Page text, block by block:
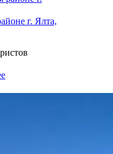
г. Ялта,